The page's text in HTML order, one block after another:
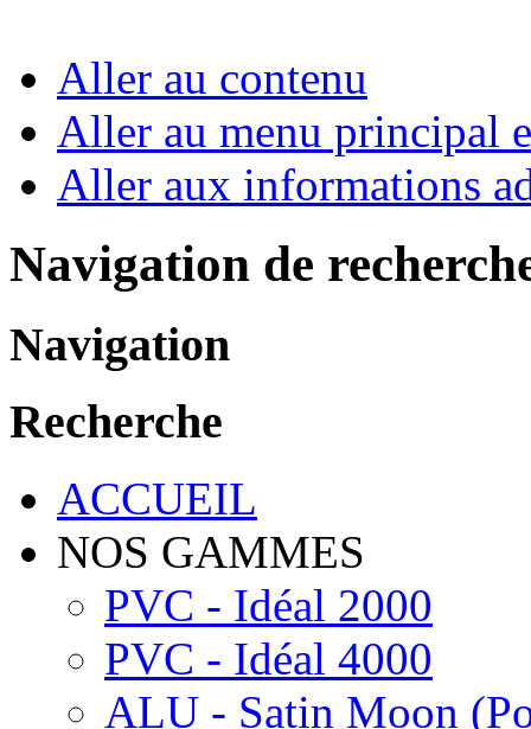
Aller au contenu
Aller au menu principal
Aller aux informations
Navigation de
Navigation
Recherche
ACCUEIL
NOS GAMMES
PVC - Idéal 2000
PVC - Idéal 4000
ALU - Satin Moon